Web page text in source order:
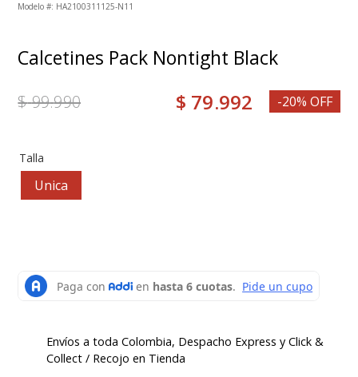
7.
mocasines
9.
mocasin
10. grace
: HA2100311125-N11
Calcetines Pack Nontight Black
$99.990 $ 79.992 -20% OFF
Talla
Unica
Envíos a toda Colombia, Despacho Express y Click &
Collect / Recojo en Tienda